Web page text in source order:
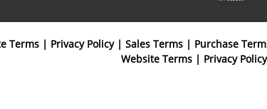
Terms| Privacy Policy| Sales Terms| Purchase
Website Terms| Privacy Policy